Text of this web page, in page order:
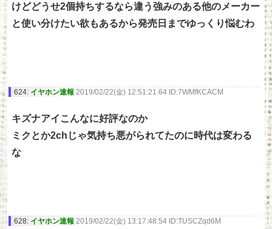
けどどうせ2個持ちするなら違う強みのある他のメーカー
と使い分けたい欲もあるから発売日までゆっくり悩むわ
624: イヤホン速報 2019/02/22(金) 12:51:21.64 ID:7WMfKCACM
キズナアイこんなに好評なのか
ミクとか2chじゃ気持ち悪がられてたのに時代は変わる
な
628: イヤホン速報 2019/02/22(金) 13:17:48.54 ID:TUSCZqd6M